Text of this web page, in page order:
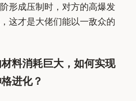
形成压制时，对方的高爆发
这才是大佬们能以一敌众的
料消耗巨大，如何实现
进化？